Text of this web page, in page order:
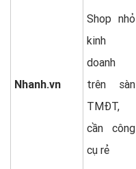
Nhanh.vn
Shop nhỏ
kinh
doanh
trên sàn
TMĐT,
cần công
cụ rẻ